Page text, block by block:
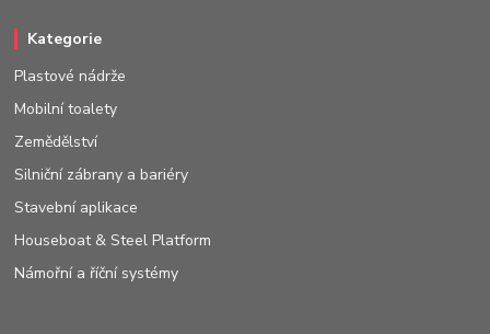
Kategorie
Plastové nádrže
Mobilní toalety
Zemědělství
Silniční zábrany a bariéry
Stavební aplikace
Houseboat & Steel Platform
Námořní a říční systémy